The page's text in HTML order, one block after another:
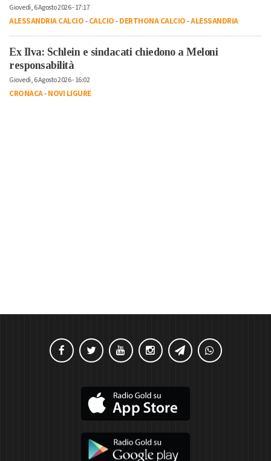
Giovedì, 6 Agosto 2026 - 17:17
ALESSANDRIA CALCIO-CALCIO-DERTHONA CALCIO-ALESSANDRIA
Ex Ilva: Schlein e sindacati chiedono a Meloni
responsabilità
Giovedì, 6 Agosto 2026 - 16:02
CRONACA-NOVI LIGURE